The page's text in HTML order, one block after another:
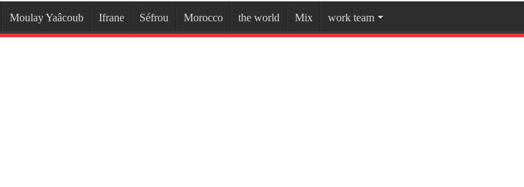
Moulay Yaâcoub Ifrane Séfrou Morocco the world Mix work team